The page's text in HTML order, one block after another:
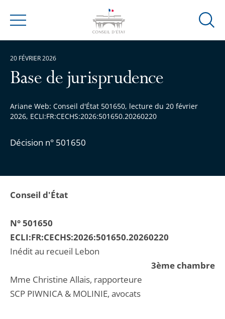
Menu
Ouvrir
Base de jurisprudence
Ariane Web: Conseil d'État 501650, lecture du 20 février
2026, ECLI:FR:CECHS:2026:501650.20260220
Décision n° 501650
20 FÉVRIER 2026
Conseil d'État
N° 501650
ECLI:FR:CECHS:2026:501650.20260220
Inédit au recueil Lebon
3ème chambre
Mme Christine Allais, rapporteure
SCP PIWNICA & MOLINIE, avocats